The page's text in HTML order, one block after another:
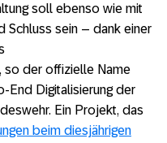
soll ebenso wie mit
Schluss sein – dank einer
so der offizielle Name
End Digitalisierung der
Ein Projekt, das
beim diesjährigen